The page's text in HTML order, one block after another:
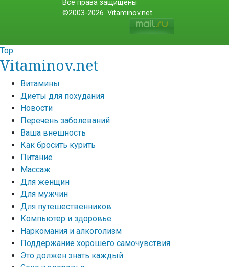
Все права защищены
©2003-2026. Vitaminov.net
Top
Vitaminov.net
Витамины
Диеты для похудания
Новости
Перечень заболеваний
Ваша внешность
Как бросить курить
Питание
Массаж
Для женщин
Для мужчин
Для путешественников
Компьютер и здоровье
Наркомания и алкоголизм
Поддержание хорошего самочувствия
Это должен знать каждый